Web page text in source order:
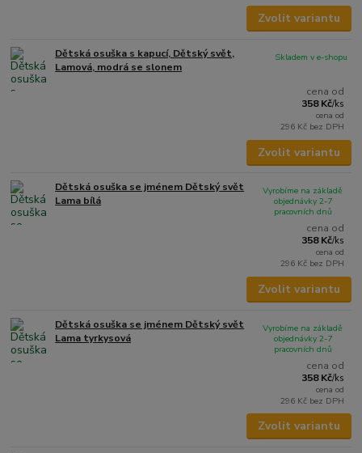
Zvolit variantu
Dětská osuška s kapucí, Dětský svět,
Lamová, modrá se slonem
cena od
358 Kč/ks
cena od
296 Kč bez DPH
Skladem v e-shopu
Zvolit variantu
Dětská osuška se jménem Dětský svět
Lama bílá
cena od
358 Kč/ks
cena od
296 Kč bez DPH
Vyrobíme na základě
objednávky 2-7
pracovních dnů
Zvolit variantu
Dětská osuška se jménem Dětský svět
Lama tyrkysová
cena od
358 Kč/ks
cena od
296 Kč bez DPH
Vyrobíme na základě
objednávky 2-7
pracovních dnů
Zvolit variantu